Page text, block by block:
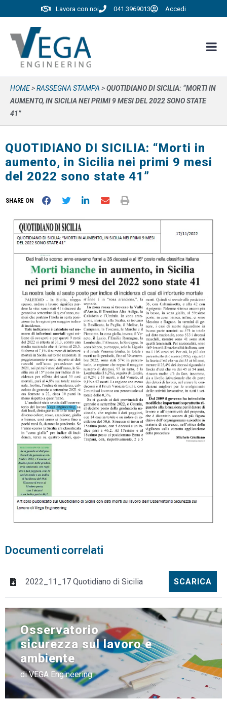
Lavora con noi 041.3969013 Accedi
HOME>RASSEGNA STAMPA >QUOTIDIANO DI SICILIA: “MORTI IN
AUMENTO, IN SICILIA NEI PRIMI 9 MESI DEL 2022 SONO STATE
41”
QUOTIDIANO DI SICILIA: “Morti in
aumento, in Sicilia nei primi 9 mesi
del 2022 sono state 41”
SHARE ON
Documenti correlati
2022_11_17 Quotidiano di Sicilia SCARICA
Osservatorio
sicurezza sul lavoro e
ambiente
di VEGA Engineering